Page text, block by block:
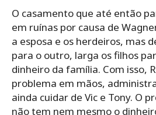
O casamento que até então
em ruínas por causa de
a esposa e os herdeiros, mas
para o outro, larga os filhos
dinheiro da família. Com isso,
problema em mãos,
ainda cuidar de Vic e Tony. O
não tem nem mesmo o